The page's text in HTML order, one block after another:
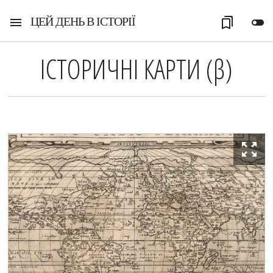
menu ЦЕЙ ДЕНЬ В ІСТОРІЇ toggle_off
bookmarks
ІСТОРИЧНІ КАРТИ (β)
zoom_out_map